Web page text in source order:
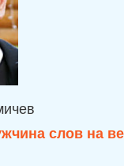
слов на